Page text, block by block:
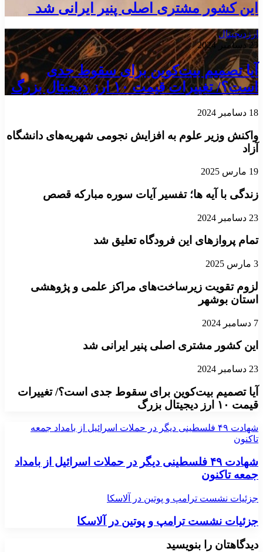
این کشور مشتری اصلی پنیر ایرانی شد
ارزدیجیتال
23 دسامبر 2024
آیا تصمیم بیت‌کوین برای سقوط جدی
است؟/ تغییرات قیمت ۱۰ ارز دیجیتال بزرگ
18 دسامبر 2024
واکنش وزیر علوم به افزایش نجومی شهریه‌های دانشگاه
آزاد
19 مارس 2025
زندگی با آیه ها؛ تفسیر آیات سوره مبارکه قصص
23 دسامبر 2024
تمام پروازهای این فرودگاه تعلیق شد
3 مارس 2025
لزوم تقویت زیرساخت‌های مراکز علمی و پژوهشی
استان بوشهر
7 دسامبر 2024
این کشور مشتری اصلی پنیر ایرانی شد
23 دسامبر 2024
آیا تصمیم بیت‌کوین برای سقوط جدی است؟/ تغییرات
قیمت ۱۰ ارز دیجیتال بزرگ
شهادت ۴۹ فلسطینی دیگر در حملات اسرائیل از بامداد جمعه
تاکنون
شهادت ۴۹ فلسطینی دیگر در حملات اسرائیل از بامداد
جمعه تاکنون
جزئیات نشست ترامپ و پوتین در آلاسکا
جزئیات نشست ترامپ و پوتین در آلاسکا
دیدگاهتان را بنویسید